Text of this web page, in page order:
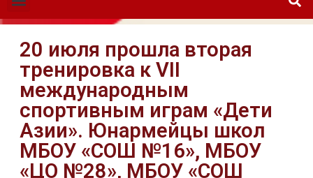
20 июля прошла вторая
тренировка к VII
международным
спортивным играм «Дети
Азии». Юнармейцы школ
МБОУ «СОШ №16», МБОУ
«ЦО №28», МБОУ «СОШ